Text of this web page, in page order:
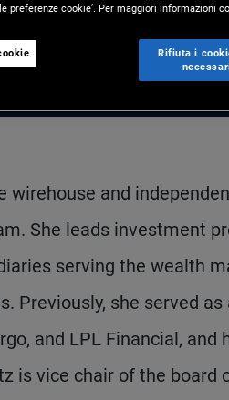
wirehouse and
She leads investment
serving the wealth
Previously, she served as
and LPL Financial, and
is vice chair of the board
preferenze cookie’. Per maggiori informazioni
Rifiuta i